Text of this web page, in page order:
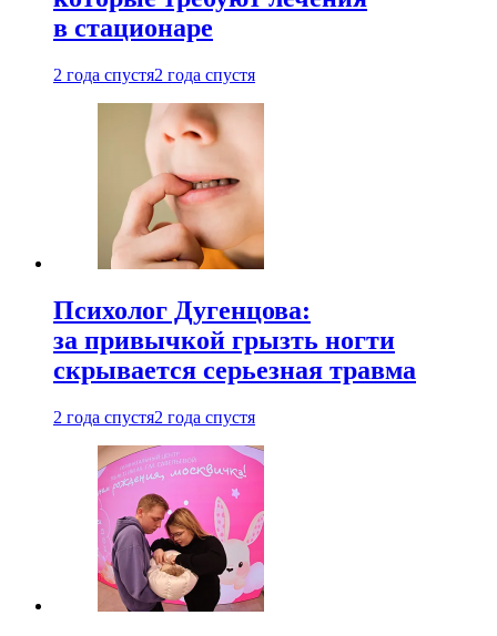
в стационаре
2 года спустя2 года спустя
Психолог Дугенцова:
за привычкой грызть ногти
скрывается серьезная травма
2 года спустя2 года спустя